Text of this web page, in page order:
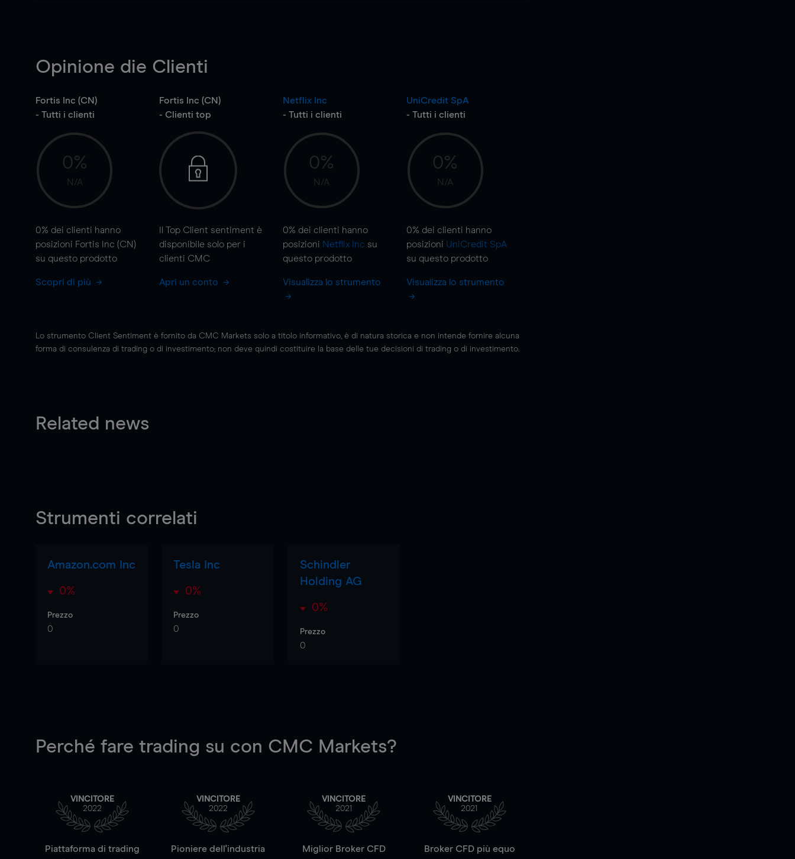
Opinione die Clienti
Fortis Inc (CN)
- Tutti i clienti
0%
N/A
0% dei clienti hanno
posizioni Fortis Inc (CN)
su questo prodotto
Scopri di più
Fortis Inc (CN)
- Clienti top
Il Top Client sentiment è
disponibile solo per i
clienti CMC
Apri un conto
Netflix Inc
- Tutti i clienti
0%
N/A
0% dei clienti hanno
posizioni Netflix Inc su
questo prodotto
Visualizza lo strumento
UniCredit SpA
- Tutti i clienti
0%
N/A
0% dei clienti hanno
posizioni UniCredit SpA
su questo prodotto
Visualizza lo strumento
Lo strumento Client Sentiment è fornito da CMC Markets solo a titolo informativo, è di natura storica e non intende fornire alcuna
forma di consulenza di trading o di investimento; non deve quindi costituire la base delle tue decisioni di trading o di investimento.
Related news
Strumenti correlati
Amazon.com Inc
0%
Prezzo
0
Tesla Inc
0%
Prezzo
0
Schindler
Holding AG
0%
Prezzo
0
Perché fare trading su con CMC Markets?
VINCITORE
2022
Piattaforma di trading
VINCITORE
2022
Pioniere dell'industria
VINCITORE
2021
Miglior Broker CFD
VINCITORE
2021
Broker CFD più equo